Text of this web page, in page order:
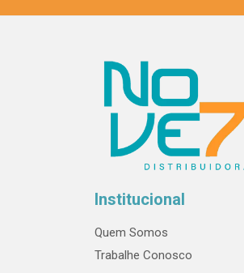
Institucional
Quem Somos
Trabalhe Conosco